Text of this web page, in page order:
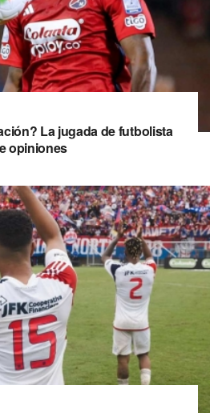
La jugada de futbolista
opiniones